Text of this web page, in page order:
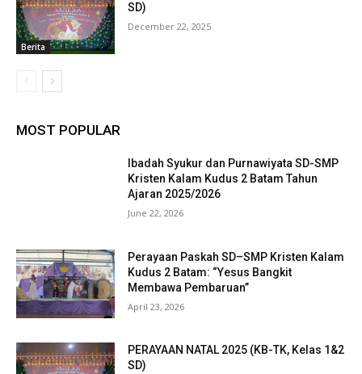
Berita
SD)
December 22, 2025
MOST POPULAR
Ibadah Syukur dan Purnawiyata SD-SMP
Kristen Kalam Kudus 2 Batam Tahun
Ajaran 2025/2026
June 22, 2026
Perayaan Paskah SD–SMP Kristen Kalam
Kudus 2 Batam: “Yesus Bangkit
Membawa Pembaruan”
April 23, 2026
PERAYAAN NATAL 2025 (KB-TK, Kelas 1&2
SD)